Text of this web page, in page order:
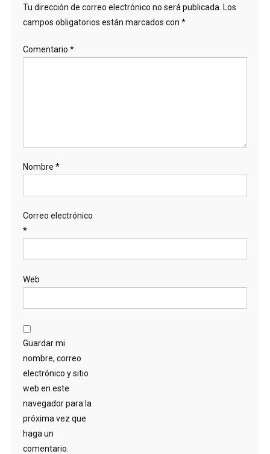
Tu dirección de correo electrónico no será publicada. Los
campos obligatorios están marcados con *
Comentario *
Nombre *
Correo electrónico
*
Web
Guardar mi
nombre, correo
electrónico y sitio
web en este
navegador para la
próxima vez que
haga un
comentario.